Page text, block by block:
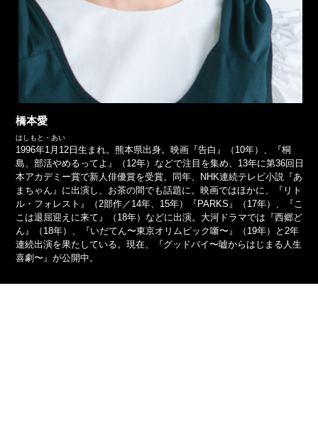
橋本愛
はしもと・あい
1996年1月12日生まれ。熊本県出身。映画『告白』（10年）、『桐
島、部活やめるってよ』（12年）などで注目を集め、13年に第36回日
本アカデミー賞で新人俳優賞を受賞。同年、NHK連続テレビ小説『あ
まちゃん』に出演し、お茶の間でも話題に。映画ではほかに、『リト
ル・フォレスト』（2部作／14年、15年）『PARKS』（17年）、『こ
こは退屈迎えに来て』（18年）などに出演。大河ドラマでは『西郷ど
ん』（18年）、『いだてん〜東京オリムピック噺〜』（19年）と2年
連続出演を果たしている。現在、『グッドバイ〜嘘からはじまる人生
喜劇〜』が公開中。